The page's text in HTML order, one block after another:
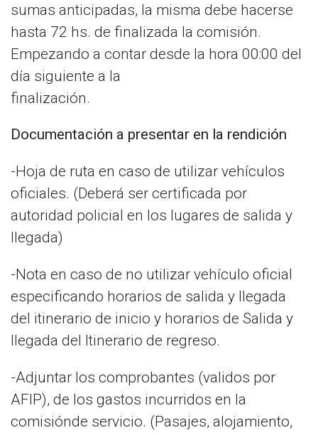
sumas anticipadas, la misma debe hacerse
hasta 72 hs. de finalizada la comisión.
Empezando a contar desde la hora 00:00 del
día siguiente a la
finalización.
Documentación a presentar en la rendición
-Hoja de ruta en caso de utilizar vehículos
oficiales. (Deberá ser certificada por
autoridad policial en los lugares de salida y
llegada)
-Nota en caso de no utilizar vehículo oficial
especificando horarios de salida y llegada
del itinerario de inicio y horarios de Salida y
llegada del Itinerario de regreso.
-Adjuntar los comprobantes (validos por
AFIP), de los gastos incurridos en la
comisiónde servicio. (Pasajes, alojamiento,